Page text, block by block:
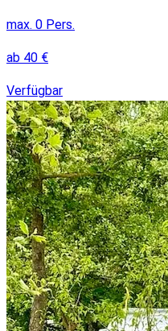
max. 0 Pers.
ab 40 €
Verfügbar